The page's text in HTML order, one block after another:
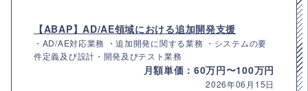
【ABAP】AD/AE領域における追加開発支援
・AD/AE対応業務 ・追加開発に関する業務 ・システムの要
件定義及び設計・開発及びテスト業務
月額単価：60万円〜100万円
2026年06月15日